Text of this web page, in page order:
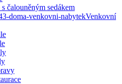
čalouněným sedákem
Venkovní